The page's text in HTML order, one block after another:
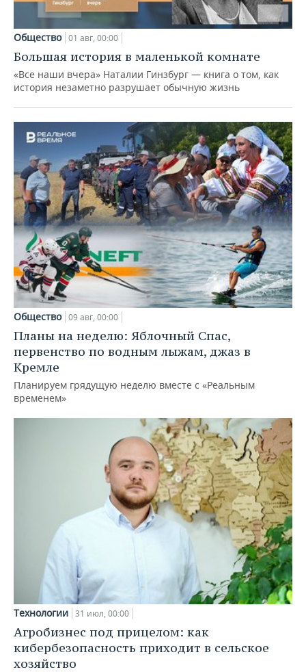
Общество 01 авг, 00:00
Большая история в маленькой комнате
«Все наши вчера» Наталии Гинзбург — книга о том, как
история незаметно разрушает обычную жизнь
Общество 09 авг, 00:00
Планы на неделю: Яблочный Спас,
первенство по водным лыжам, джаз в
Кремле
Планируем грядущую неделю вместе с «Реальным
временем»
Технологии 31 июл, 00:00
Агробизнес под прицелом: как
кибербезопасность приходит в сельское
хозяйство